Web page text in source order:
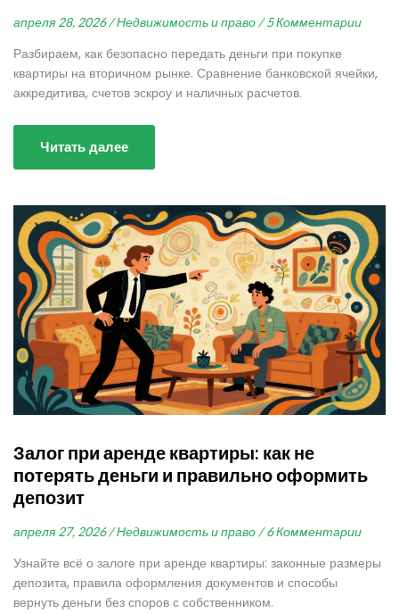
апреля 28, 2026 / Недвижимость и право / 5 Комментарии
Разбираем, как безопасно передать деньги при покупке
квартиры на вторичном рынке. Сравнение банковской ячейки,
аккредитива, счетов эскроу и наличных расчетов.
Читать далее
Залог при аренде квартиры: как не
потерять деньги и правильно оформить
депозит
апреля 27, 2026 / Недвижимость и право / 6 Комментарии
Узнайте всё о залоге при аренде квартиры: законные размеры
депозита, правила оформления документов и способы
вернуть деньги без споров с собственником.